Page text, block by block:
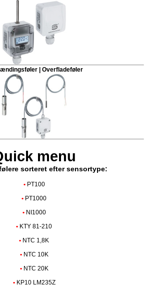
| Overfladeføler
menu
sorteret efter sensortype:
• PT100
• PT1000
• NI1000
• KTY 81-210
• NTC 1,8K
• NTC 10K
• NTC 20K
• KP10 LM235Z